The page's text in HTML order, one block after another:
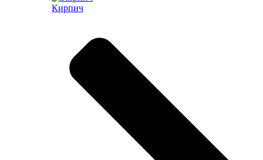
Кирпич